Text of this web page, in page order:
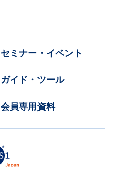
セミナー・イベント
ガイド・ツール
会員専用資料